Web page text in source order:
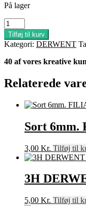
På lager
2B
DERWENT
GRAPHIC
antal
Tilføj til kurv
Kategori: DERWENT
40 af vores kreative
Relaterede
Sort 6mm.
3,00 Kr. Tilføj til
3H
5,00 Kr. Tilføj til